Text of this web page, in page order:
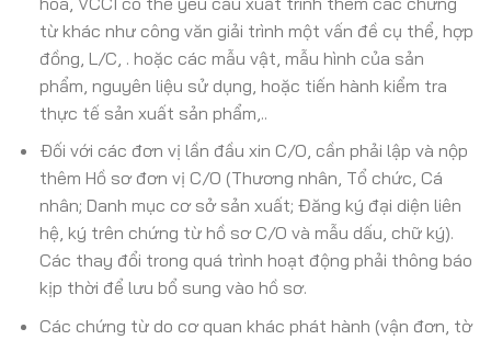
từ khác như công văn giải trình một vấn đề cụ thể, hợp
đồng, L/C, . hoặc các mẫu vật, mẫu hình của sản
phẩm, nguyên liệu sử dụng, hoặc tiến hành kiểm tra
thực tế sản xuất sản phẩm,..
Ðối với các đơn vị lần đầu xin C/O, cần phải lập và nộp
thêm Hồ sơ đơn vị C/O (Thương nhân, Tổ chức, Cá
nhân; Danh mục cơ sở sản xuất; Đăng ký đại diện liên
hệ, ký trên chứng từ hồ sơ C/O và mẫu dấu, chữ ký).
Các thay đổi trong quá trình hoạt động phải thông báo
kịp thời để lưu bổ sung vào hồ sơ.
Các chứng từ do cơ quan khác phát hành (vận đơn, tờ